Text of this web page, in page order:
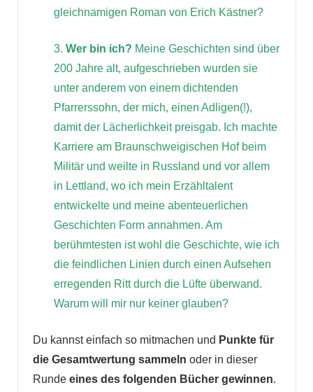
gleichnamigen Roman von Erich Kästner?
3. Wer bin ich? Meine Geschichten sind über
200 Jahre alt, aufgeschrieben wurden sie
unter anderem von einem dichtenden
Pfarrerssohn, der mich, einen Adligen(!),
damit der Lächerlichkeit preisgab. Ich machte
Karriere am Braunschweigischen Hof beim
Militär und weilte in Russland und vor allem
in Lettland, wo ich mein Erzähltalent
entwickelte und meine abenteuerlichen
Geschichten Form annahmen. Am
berühmtesten ist wohl die Geschichte, wie ich
die feindlichen Linien durch einen Aufsehen
erregenden Ritt durch die Lüfte überwand.
Warum will mir nur keiner glauben?
Du kannst einfach so mitmachen und Punkte für
die Gesamtwertung sammeln oder in dieser
Runde eines des folgenden Bücher gewinnen.